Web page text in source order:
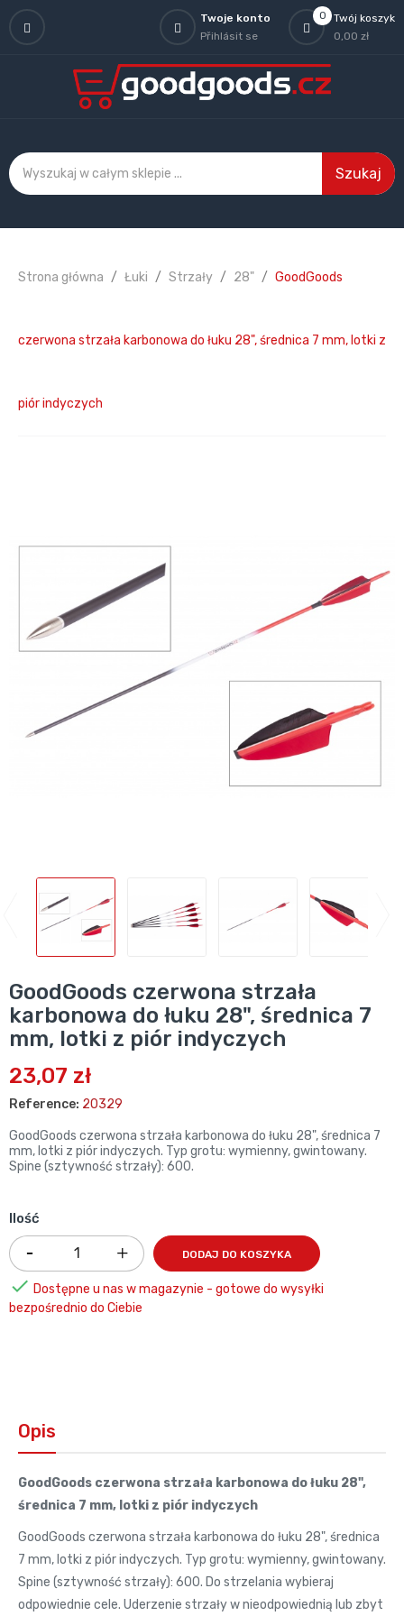
0
Twój koszyk
0,00 zł
Twoje konto
Přihlásit se
Szukaj
Strona główna Łuki Strzały 28" GoodGoods
czerwona strzała karbonowa do łuku 28", średnica 7 mm, lotki z
piór indyczych
GoodGoods czerwona strzała
karbonowa do łuku 28", średnica 7
mm, lotki z piór indyczych
23,07 zł
Reference: 20329
GoodGoods czerwona strzała karbonowa do łuku 28", średnica 7
mm, lotki z piór indyczych. Typ grotu: wymienny, gwintowany.
Spine (sztywność strzały): 600.
Ilość
DODAJ DO KOSZYKA
 Dostępne u nas w magazynie - gotowe do wysyłki
bezpośrednio do Ciebie
Opis
GoodGoods czerwona strzała karbonowa do łuku 28",
średnica 7 mm, lotki z piór indyczych
GoodGoods czerwona strzała karbonowa do łuku 28", średnica
7 mm, lotki z piór indyczych. Typ grotu: wymienny, gwintowany.
Spine (sztywność strzały): 600. Do strzelania wybieraj
odpowiednie cele. Uderzenie strzały w nieodpowiednią lub zbyt